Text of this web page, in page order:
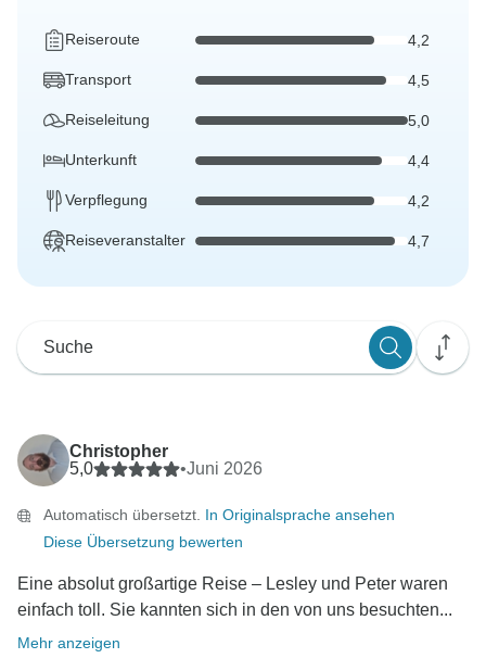
Reiseroute 4,2
Transport 4,5
Reiseleitung 5,0
Unterkunft 4,4
Verpflegung 4,2
Reiseveranstalter 4,7
Christopher
5,0
•Juni 2026
Automatisch übersetzt. In Originalsprache ansehen
Diese Übersetzung bewerten
Eine absolut großartige Reise – Lesley und Peter waren
einfach toll. Sie kannten sich in den von uns besuchten...
Mehr anzeigen